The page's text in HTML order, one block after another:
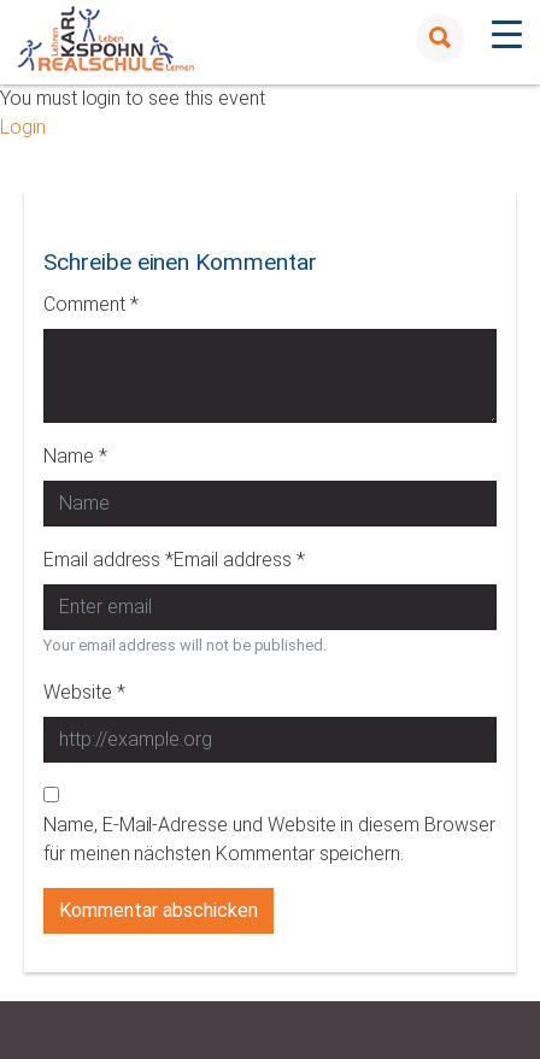
You must login to see this event
Login
Schreibe einen Kommentar
Comment *
Name *
Email address *Email address *
Your email address will not be published.
Website *
Name, E-Mail-Adresse und Website in diesem Browser
für meinen nächsten Kommentar speichern.